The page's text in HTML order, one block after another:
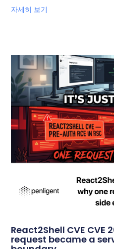
자세히 보기
React2Shell CVE CVE
request became a